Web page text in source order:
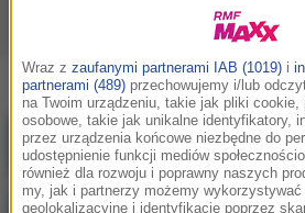
Nowości
gdy nie
Wraz z zaufanymi partnerami IAB (1019) i
partnerami (489) przechowujemy i/lub
na Twoim urządzeniu, takie jak pliki cookie,
osobowe, takie jak unikalne identyfikatory,
przez urządzenia końcowe niezbędne do
udostępnienie funkcji mediów
również dla rozwoju i poprawny naszych
my, jak i partnerzy możemy
geolokalizacyjne i identyfikację poprzez